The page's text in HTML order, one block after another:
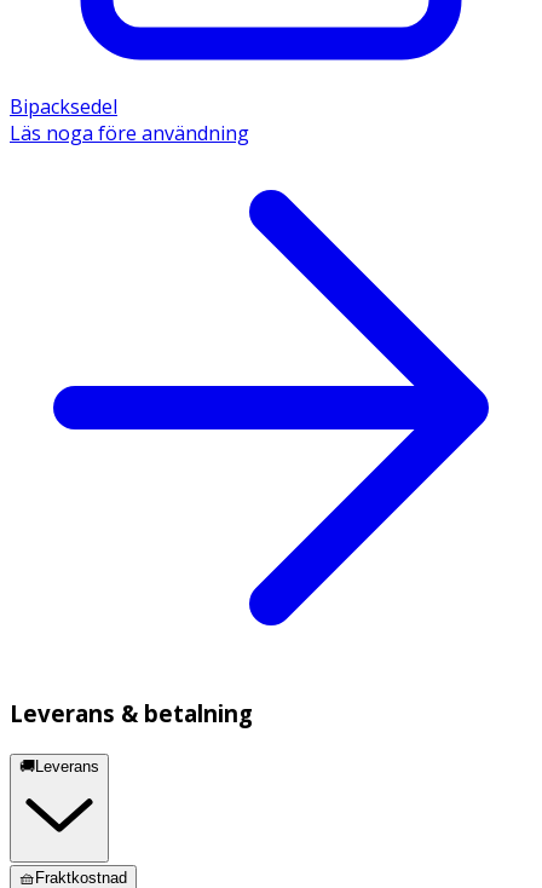
Bipacksedel
Läs noga före användning
Leverans & betalning
🚚Leverans
🧺Fraktkostnad